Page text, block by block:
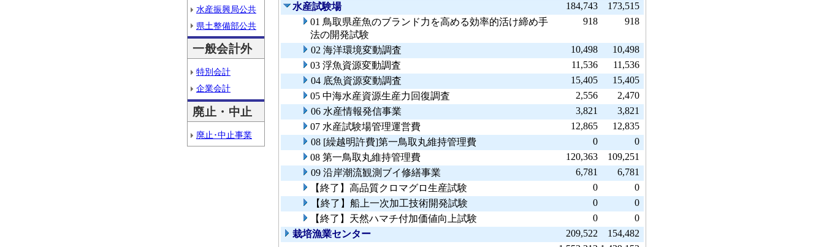
水産振興局公共
県土整備部公共
一般会計外
特別会計
企業会計
廃止・中止
廃止･中止事業
水産試験場
184,743
173,515
01 鳥取県産魚のブランド力を高める効率的活け締め手
法の開発試験
918 918
02 海洋環境変動調査 10,498
10,498
03 浮魚資源変動調査
11,536
11,536
04 底魚資源変動調査
15,405
15,405
05 中海水産資源生産力回復調査
2,556
2,470
06 水産情報発信事業
3,821
3,821
07 水産試験場管理運営費
12,865
12,835
08 [繰越明許費]第一鳥取丸維持管理費
0
0
08 第一鳥取丸維持管理費
120,363
109,251
09 沿岸潮流観測ブイ修繕事業
6,781
6,781
【終了】高品質クロマグロ生産試験
0
0
【終了】船上一次加工技術開発試験
0
0
【終了】天然ハマチ付加価値向上試験
0
0
栽培漁業センター
209,522
154,482